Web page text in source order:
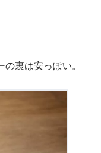
裏は安っぽい。